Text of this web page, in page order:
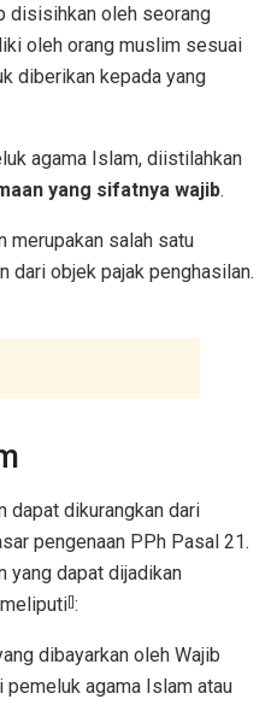
disisihkan oleh seorang
oleh orang muslim sesuai
diberikan kepada yang
agama Islam, diistilahkan
yang sifatnya wajib.
merupakan salah satu
dari objek pajak penghasilan.
dapat dikurangkan dari
pengenaan PPh Pasal 21.
yang dapat dijadikan
:
dibayarkan oleh Wajib
pemeluk agama Islam atau